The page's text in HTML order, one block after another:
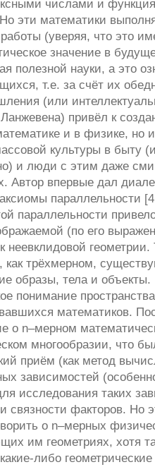
числами и
эти математики
(уверяя, что это
значение в
полезной науки, а это
т.е. за счёт их
(или
привёл к
и в физике, но
культуры в быту
и люди с этим даже
впервые дал
параллельности
параллельности
(по его
неевклидовой
как трёхмерном,
образы, тела и
понимание
математиков.
о n–мерном
многообразии, что
приём (как метод
зависимостей
исследования таких
связности факторов. Но
о n–мерных
им геометриях, хотя
либо